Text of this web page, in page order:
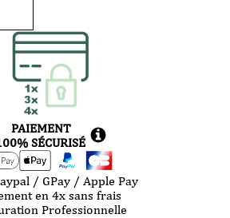
PAIEMENT
SÉCURISÉ
/ GPay / Apple Pay
en 4x sans frais
Professionnelle